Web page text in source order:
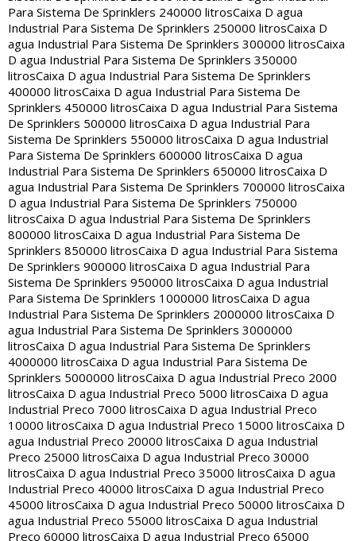
Para Sistema De Sprinklers 240000 litrosCaixa D agua
Industrial Para Sistema De Sprinklers 250000 litrosCaixa D
agua Industrial Para Sistema De Sprinklers 300000 litrosCaixa
D agua Industrial Para Sistema De Sprinklers 350000
litrosCaixa D agua Industrial Para Sistema De Sprinklers
400000 litrosCaixa D agua Industrial Para Sistema De
Sprinklers 450000 litrosCaixa D agua Industrial Para Sistema
De Sprinklers 500000 litrosCaixa D agua Industrial Para
Sistema De Sprinklers 550000 litrosCaixa D agua Industrial
Para Sistema De Sprinklers 600000 litrosCaixa D agua
Industrial Para Sistema De Sprinklers 650000 litrosCaixa D
agua Industrial Para Sistema De Sprinklers 700000 litrosCaixa
D agua Industrial Para Sistema De Sprinklers 750000
litrosCaixa D agua Industrial Para Sistema De Sprinklers
800000 litrosCaixa D agua Industrial Para Sistema De
Sprinklers 850000 litrosCaixa D agua Industrial Para Sistema
De Sprinklers 900000 litrosCaixa D agua Industrial Para
Sistema De Sprinklers 950000 litrosCaixa D agua Industrial
Para Sistema De Sprinklers 1000000 litrosCaixa D agua
Industrial Para Sistema De Sprinklers 2000000 litrosCaixa D
agua Industrial Para Sistema De Sprinklers 3000000
litrosCaixa D agua Industrial Para Sistema De Sprinklers
4000000 litrosCaixa D agua Industrial Para Sistema De
Sprinklers 5000000 litrosCaixa D agua Industrial Preco 2000
litrosCaixa D agua Industrial Preco 5000 litrosCaixa D agua
Industrial Preco 7000 litrosCaixa D agua Industrial Preco
10000 litrosCaixa D agua Industrial Preco 15000 litrosCaixa D
agua Industrial Preco 20000 litrosCaixa D agua Industrial
Preco 25000 litrosCaixa D agua Industrial Preco 30000
litrosCaixa D agua Industrial Preco 35000 litrosCaixa D agua
Industrial Preco 40000 litrosCaixa D agua Industrial Preco
45000 litrosCaixa D agua Industrial Preco 50000 litrosCaixa D
agua Industrial Preco 55000 litrosCaixa D agua Industrial
Preco 60000 litrosCaixa D agua Industrial Preco 65000